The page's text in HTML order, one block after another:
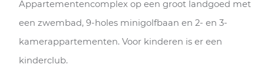
Appartementencomplex op een groot landgoed met
een zwembad, 9-holes minigolfbaan en 2- en 3-
kamerappartementen. Voor kinderen is er een
kinderclub.